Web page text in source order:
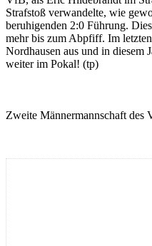
Strafstoß verwandelte, wie
beruhigenden 2:0 Führung.
mehr bis zum Abpfiff. Im
Nordhausen aus und in diesem
weiter im Pokal! (tp)
Zweite Männermannschaft des